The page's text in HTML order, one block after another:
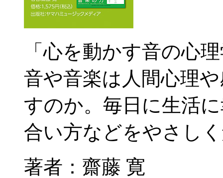
「心を動かす音の心
音や音楽は人間心理
すのか。毎日に生活
合い方などをやさし
著者：齋藤 寛